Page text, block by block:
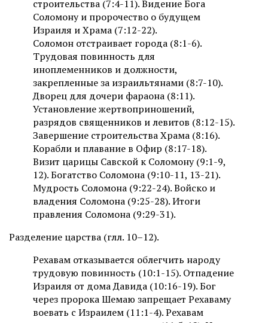
строительства (7:4-11). Видение Бога
Соломону и пророчество о будущем
Израиля и Храма (7:12-22).
Соломон отстраивает города (8:1-6).
Трудовая повинность для
иноплеменников и должности,
закрепленные за израильтянами (8:7-10).
Дворец для дочери фараона (8:11).
Установление жертвоприношений,
разрядов священников и левитов (8:12-15).
Завершение строительства Храма (8:16).
Корабли и плавание в Офир (8:17-18).
Визит царицы Савской к Соломону (9:1-9,
12). Богатство Соломона (9:10-11, 13-21).
Мудрость Соломона (9:22-24). Войско и
владения Соломона (9:25-28). Итоги
правления Соломона (9:29-31).
Разделение царства (глл. 10–12).
Рехавам отказывается облегчить народу
трудовую повинность (10:1-15). Отпадение
Израиля от дома Давида (10:16-19). Бог
через пророка Шемаю запрещает Рехаваму
воевать с Израилем (11:1-4). Рехавам